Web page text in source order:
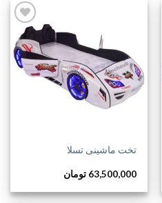
افزودن
به
علاقه
تخت ماشینی تسلا
63,500,000 تومان